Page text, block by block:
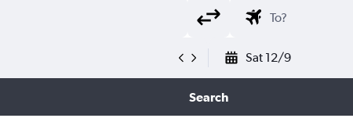
Sat 12/9
Search